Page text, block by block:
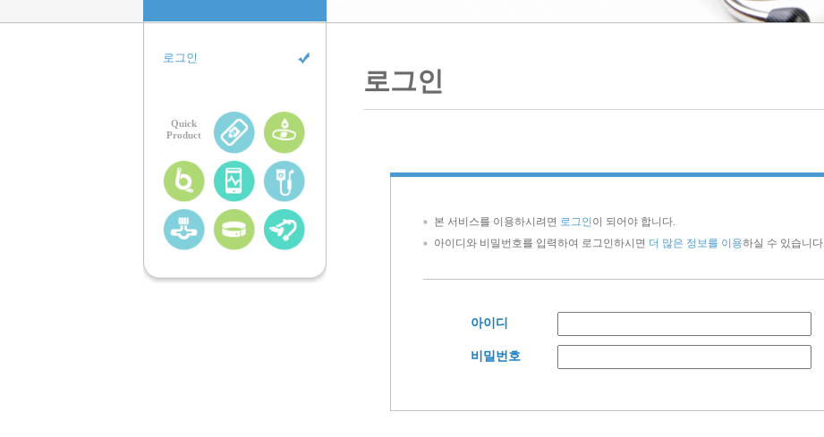
로그인
Quick
Product
로그인
본 서비스를 이용하시려면 로그인 이 되어야 합니다.
아이디와 비밀번호를 입력하여 로그인하시면 더 많은 정보를 이용하실 수 있습니다.
아이디
비밀번호